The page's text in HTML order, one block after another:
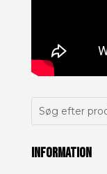
INFORMATION